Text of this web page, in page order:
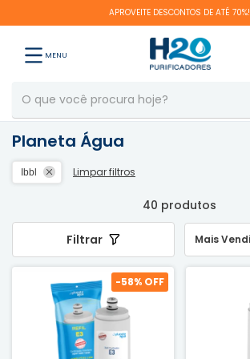
APROVEITE DESCONTOS DE ATÉ 70%!
MENU
Planeta Água
Ibbl Limpar filtros
40 produtos
Filtrar
-58% OFF